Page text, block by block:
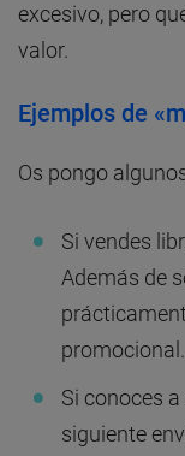
excesivo, pero
valor.
Ejemplos de
Os pongo
Si vendes
Además de
promocional.
Si conoces
siguiente